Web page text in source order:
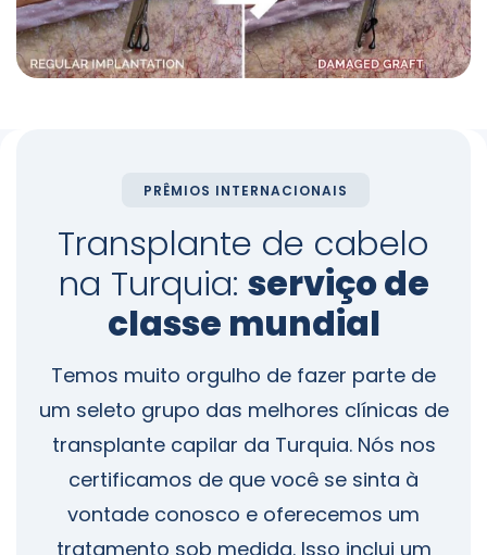
PRÊMIOS INTERNACIONAIS
Transplante de cabelo
na Turquia: serviço de
classe mundial
Temos muito orgulho de fazer parte de
um seleto grupo das melhores clínicas de
transplante capilar da Turquia. Nós nos
certificamos de que você se sinta à
vontade conosco e oferecemos um
tratamento sob medida. Isso inclui um